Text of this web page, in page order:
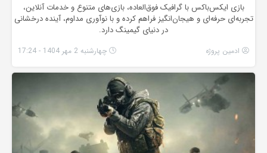
بازی ایکس‌باکس با گرافیک فوق‌العاده، بازی‌های متنوع و خدمات آنلاین،
تجربه‌ای حرفه‌ای و هیجان‌انگیز فراهم کرده و با نوآوری مداوم، آینده درخشانی
در دنیای گیمینگ دارد.
ادمین پروژه چهارشنبه 2 مهر 1404 - 17:24